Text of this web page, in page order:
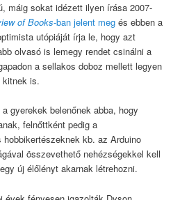
máig sokat idézett ilyen írása 2007-
of Books-ban jelent meg és ebben a
utópiáját írja le, hogy azt
olvasó is lemegy rendet csinálni a
a sellakos doboz mellett legyen
kitnek is.
gyerekek belenőnek abba, hogy
felnőttként pedig a
kb. az Arduino
összevethető nehézségekkel kell
új élőlényt akarnak létrehozni.